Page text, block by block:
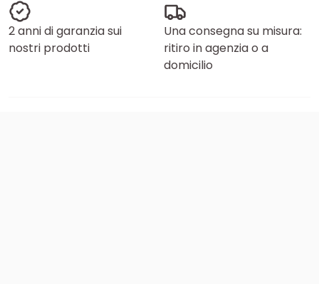
2 anni di garanzia sui
nostri prodotti
Una consegna su misura:
ritiro in agenzia o a
domicilio